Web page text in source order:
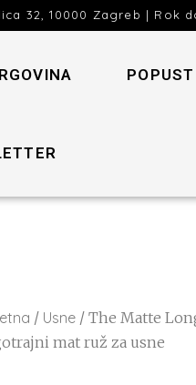
32, 10000 Zagreb | Rok
POPUST
/ Usne / The Matte
mat ruž za usne